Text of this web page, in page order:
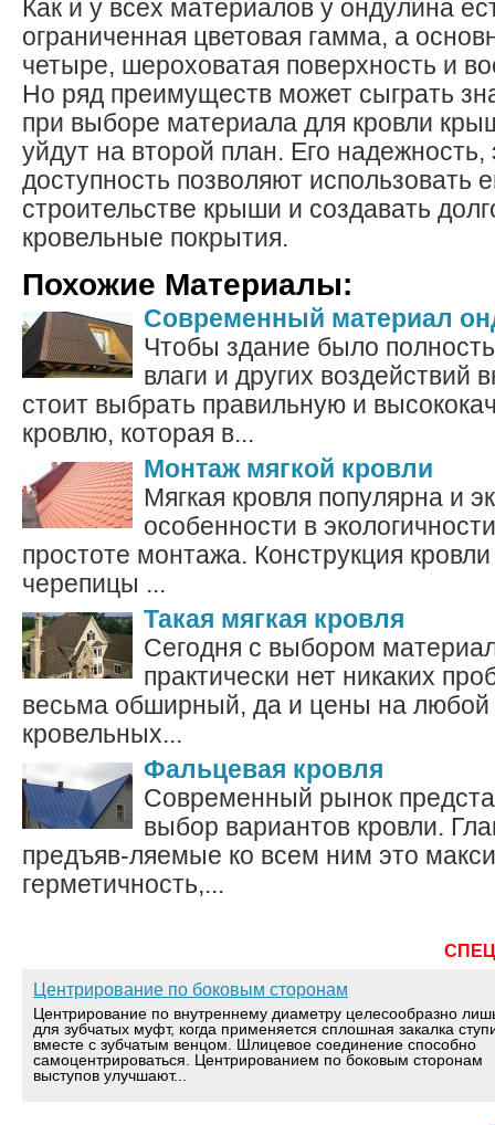
Как и у всех материалов у ондулина
ограниченная цветовая гамма, а
четыре, шероховатая поверхность и
Но ряд преимуществ может сыграть
при выборе материала для кровли
уйдут на второй план. Его надежность,
доступность позволяют использовать
строительстве крыши и создавать
кровельные покрытия.
Похожие Материалы:
Современный материал
Чтобы здание было
влаги и других воздействий
стоит выбрать правильную и
кровлю, которая в...
Монтаж мягкой кровли
Мягкая кровля популярна и
особенности в
простоте монтажа. Конструкция кровли
черепицы ...
Такая мягкая кровля
Сегодня с выбором
практически нет никаких
весьма обширный, да и цены на любой
кровельных...
Фальцевая кровля
Современный рынок
выбор вариантов кровли.
предъяв-ляемые ко всем ним это
герметичность,...
Центрирование по боковым сторонам
Центрирование по внутреннему диаметру целесообразно
для зубчатых муфт, когда применяется сплошная закалка
вместе с зубчатым венцом. Шлицевое соединение способно
самоцентрироваться. Центрированием по боковым сторонам
выступов улучшают...